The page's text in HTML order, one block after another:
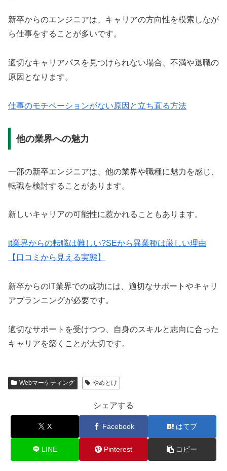
新卒からのエンジニアは、キャリアの方向性を模索しなが
ら仕事をすることが多いです。
適切なキャリアパスを見つけられない場合、不満や退職の
原因となります。
仕事のモチベーションがない原因と立ち直る方法
他の業界への魅力
一部の新卒エンジニアは、他の業界や職種に魅力を感じ、
転職を検討することがあります。
新しいキャリアの可能性に惹かれることもあります。
it業界からの転職は難しい?SEから異業種は厳しい理由
【口コミから見える実態】
新卒からのIT業界での成功には、適切なサポートやキャリ
アプランニングが必要です。
適切なサポートを受けつつ、自身のスキルと志向に合った
キャリアを築くことが大切です。
Webマーケティング やめとけ
シェアする
X Facebook はてブ
LINE Pinterest コピー